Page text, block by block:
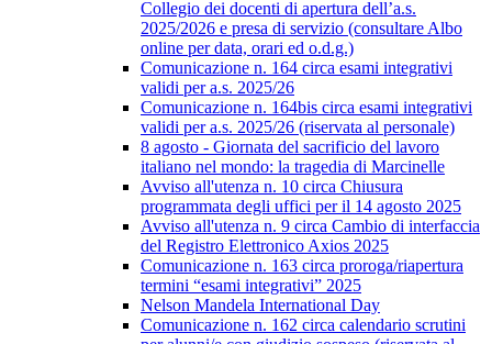
Collegio dei docenti di apertura dell’a.s.
2025/2026 e presa di servizio (consultare Albo
online per data, orari ed o.d.g.)
Comunicazione n. 164 circa esami integrativi
validi per a.s. 2025/26
Comunicazione n. 164bis circa esami integrativi
validi per a.s. 2025/26 (riservata al personale)
8 agosto - Giornata del sacrificio del lavoro
italiano nel mondo: la tragedia di Marcinelle
Avviso all'utenza n. 10 circa Chiusura
programmata degli uffici per il 14 agosto 2025
Avviso all'utenza n. 9 circa Cambio di interfaccia
del Registro Elettronico Axios 2025
Comunicazione n. 163 circa proroga/riapertura
termini “esami integrativi” 2025
Nelson Mandela International Day
Comunicazione n. 162 circa calendario scrutini